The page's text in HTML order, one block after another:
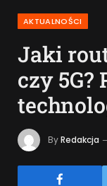
AKTUALNOŚCI
Jaki
czy 5G?
ByRedakcja